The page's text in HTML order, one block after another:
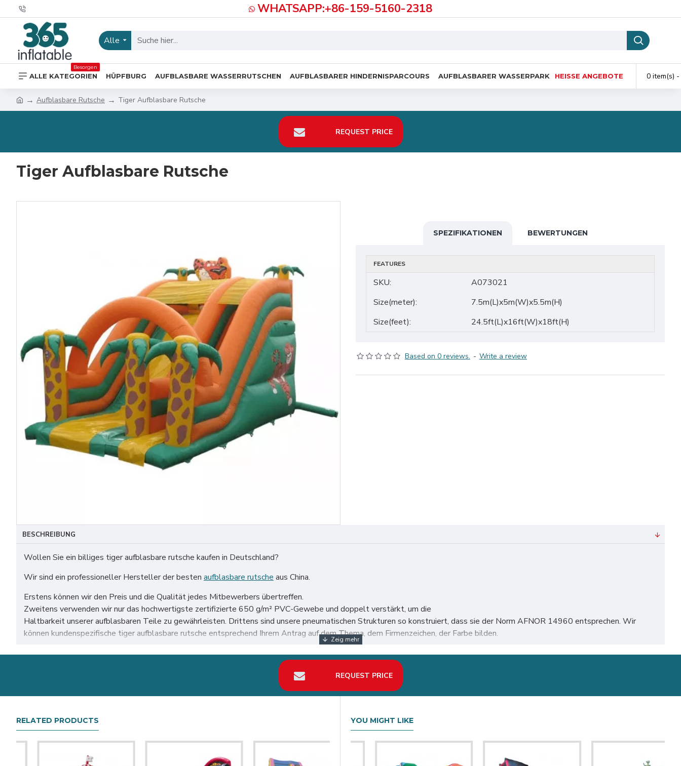
WHATSAPP:+86-159-5160-2318
Alle
ALLE KATEGORIEN
Besorgen
HÜPFBURG AUFBLASBARE WASSERRUTSCHEN AUFBLASBARER HINDERNISPARCOURS AUFBLASBARER WASSERPARK HEISSE ANGEBOTE 0 item(s)
Aufblasbare Rutsche Tiger Aufblasbare Rutsche
REQUEST PRICE
Tiger Aufblasbare Rutsche
SPEZIFIKATIONEN BEWERTUNGEN
FEATURES
SKU:
A073021
Size(meter):
7.5m(L)x5m(W)x5.5m(H)
Size(feet):
24.5ft(L)x16ft(W)x18ft(H)
Based on 0 reviews. - Write a review
BESCHREIBUNG
Wollen Sie ein billiges tiger aufblasbare rutsche kaufen in Deutschland?
Wir sind ein professioneller Hersteller der besten aufblasbare rutsche aus China.
Erstens können wir den Preis und die Qualität jedes Mitbewerbers übertreffen.
Zweitens verwenden wir nur das hochwertigste zertifizierte 650 g/m² PVC-Gewebe und doppelt verstärkt, um die
Haltbarkeit unserer aufblasbaren Teile zu gewährleisten. Drittens sind unsere pneumatischen Strukturen so konstruiert, dass sie der Norm AFNOR 14960 entsprechen. Wir
können kundenspezifische tiger aufblasbare rutsche entsprechend Ihrem Antrag auf dem Thema, dem Firmenzeichen, der Farbe bilden.
Unser tiger aufblasbare rutsche zum Verkauf auf der ganzen Welt, insbesondere in Deutschland wie Berlin, Hamburg, München, Köln, Frankfurt, Stuttgart, Düsseldorf, Dortmund,
REQUEST PRICE
RELATED PRODUCTS YOU MIGHT LIKE